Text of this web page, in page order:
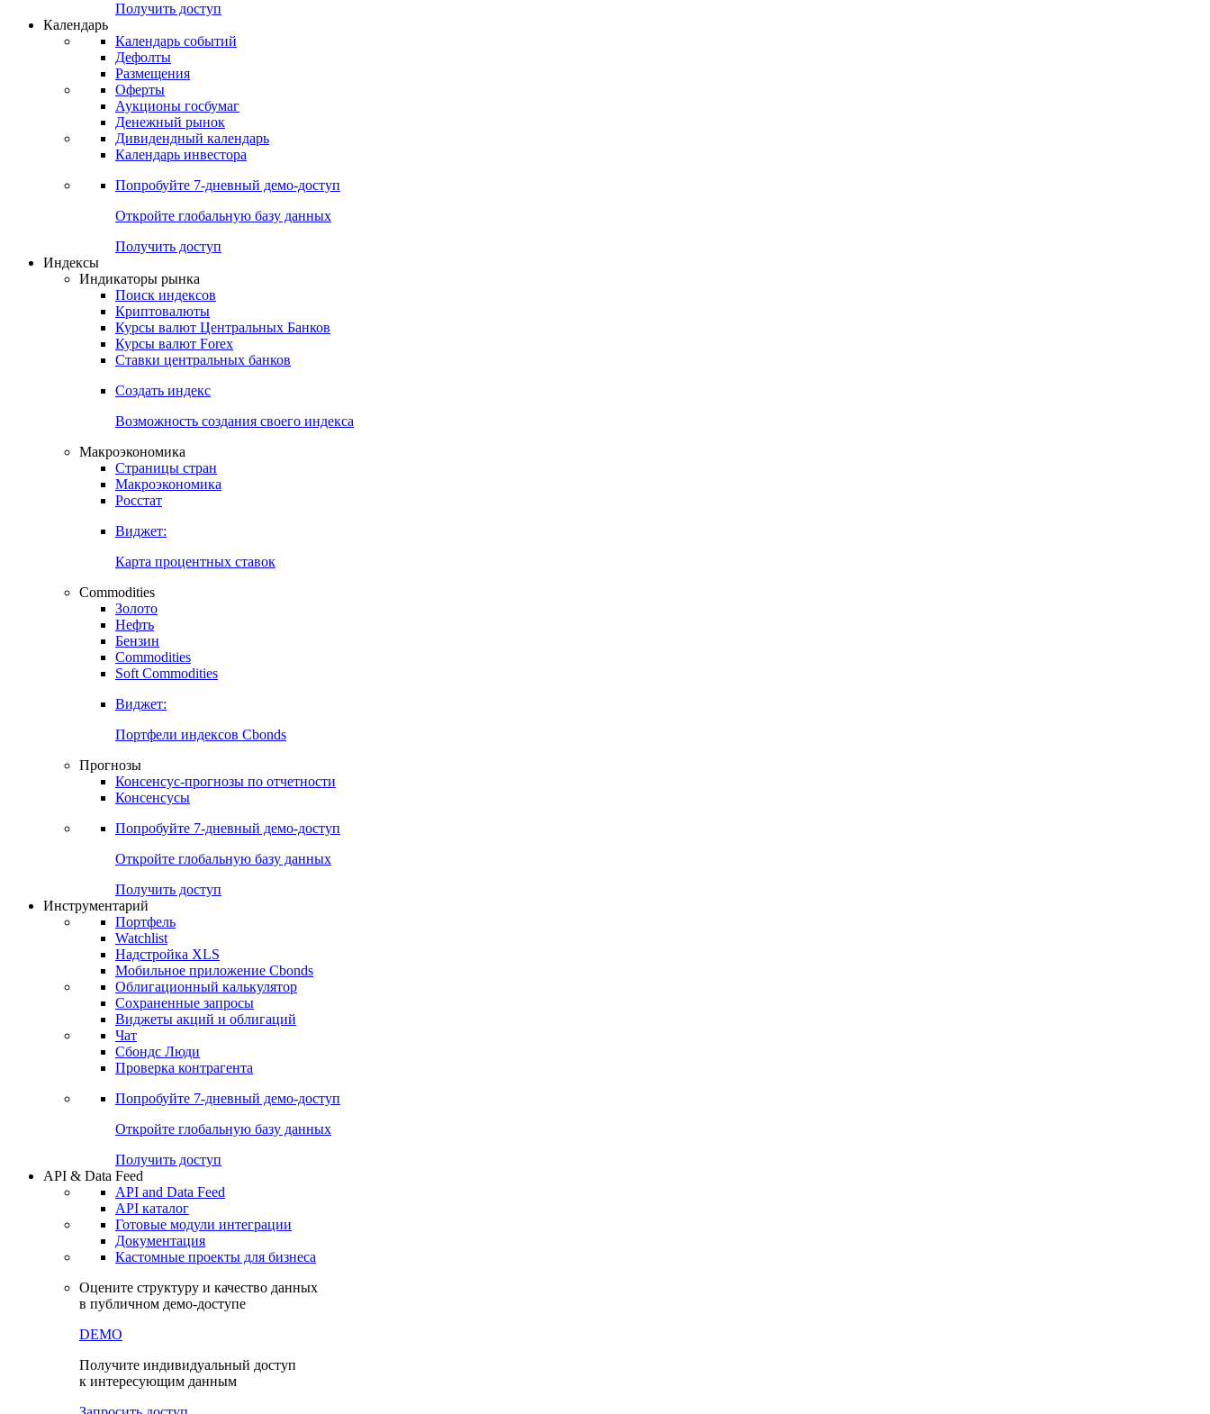
Получить доступ
Календарь
Календарь событий
Дефолты
Размещения
Оферты
Аукционы госбумаг
Денежный рынок
Дивидендный календарь
Календарь инвестора
Попробуйте 7-дневный демо-доступ
Откройте глобальную базу данных
Получить доступ
Индексы
Индикаторы рынка
Поиск индексов
Криптовалюты
Курсы валют Центральных Банков
Курсы валют Forex
Ставки центральных банков
Создать индекс
Возможность создания своего индекса
Макроэкономика
Страницы стран
Макроэкономика
Росстат
Виджет:
Карта процентных ставок
Commodities
Золото
Нефть
Бензин
Commodities
Soft Commodities
Виджет:
Портфели индексов Cbonds
Прогнозы
Консенсус-прогнозы по отчетности
Консенсусы
Попробуйте 7-дневный демо-доступ
Откройте глобальную базу данных
Получить доступ
Инструментарий
Портфель
Watchlist
Надстройка XLS
Мобильное приложение Cbonds
Облигационный калькулятор
Сохраненные запросы
Виджеты акций и облигаций
Чат
Сбондс Люди
Проверка контрагента
Попробуйте 7-дневный демо-доступ
Откройте глобальную базу данных
Получить доступ
API & Data Feed
API and Data Feed
API каталог
Готовые модули интеграции
Документация
Кастомные проекты для бизнеса
Оцените структуру и качество данных
в публичном демо-доступе
DEMO
Получите индивидуальный доступ
к интересующим данным